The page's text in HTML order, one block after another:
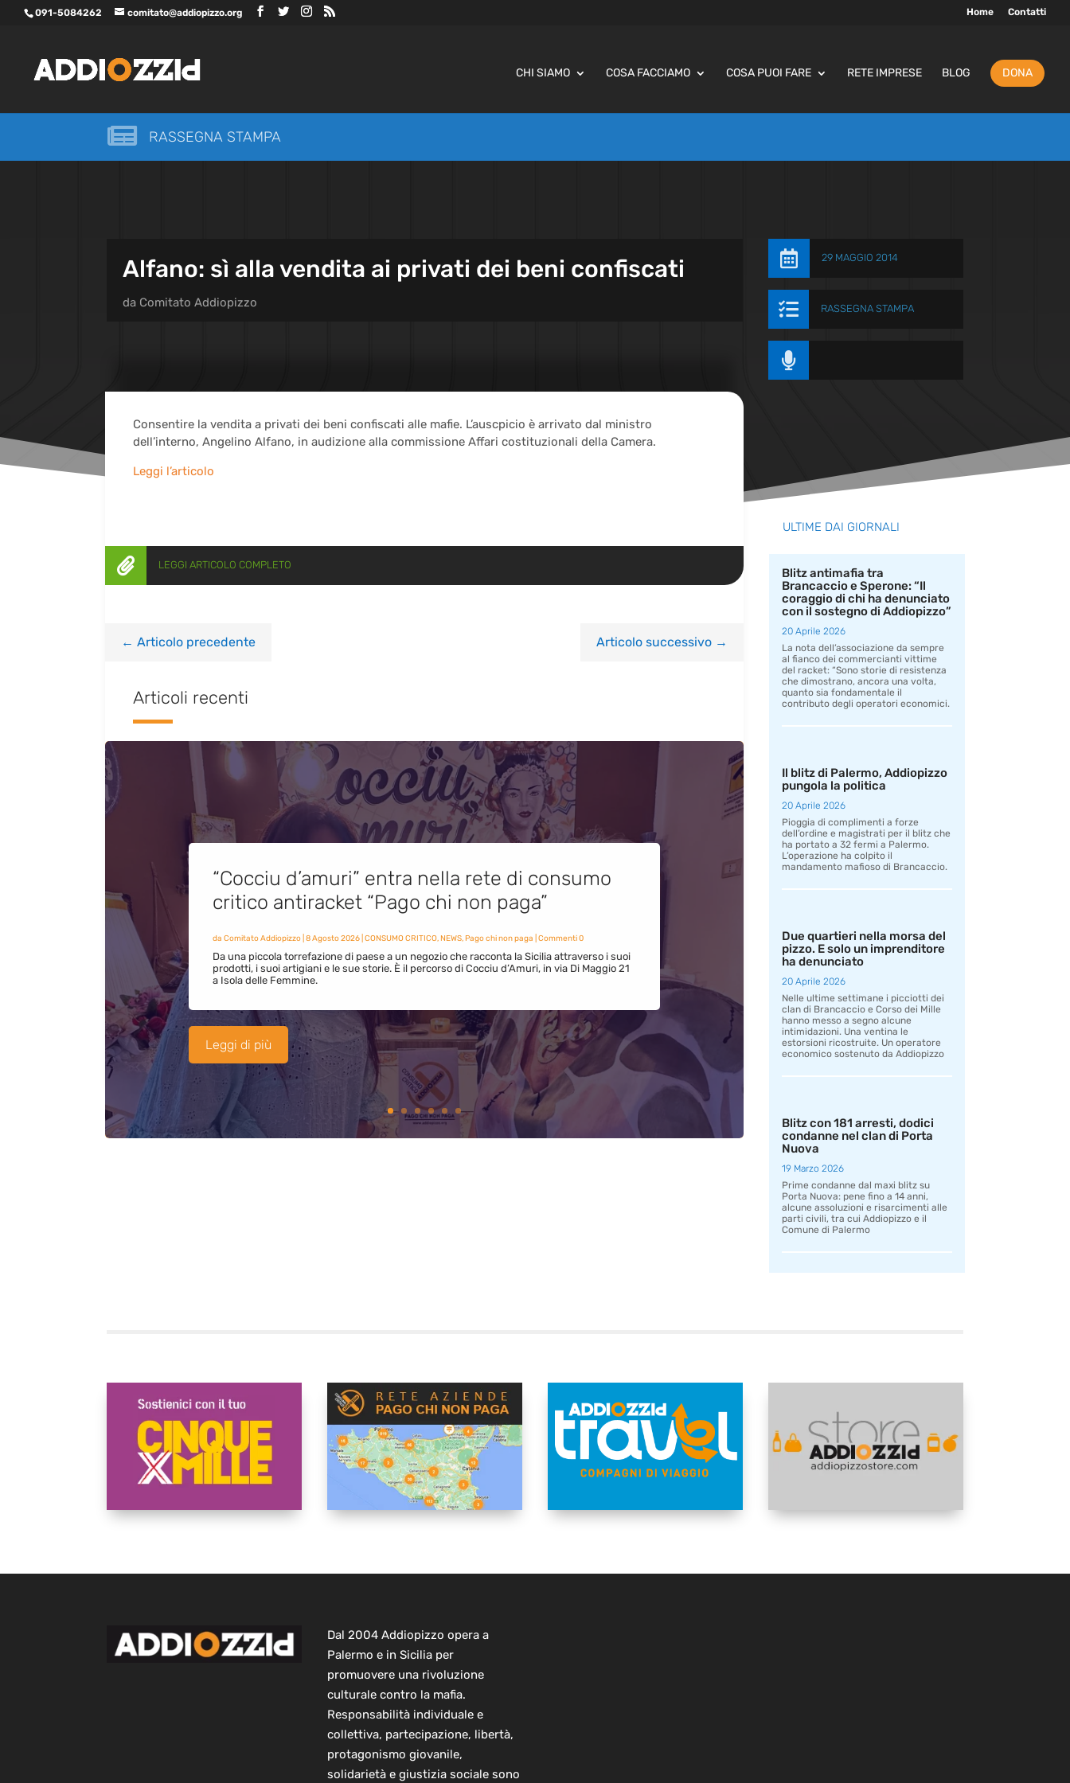
091-5084262 comitato@addiopizzo.org Home Contatti
CHI SIAMO COSA FACCIAMO COSA PUOI FARE RETE IMPRESE BLOG DONA
 RASSEGNA STAMPA
Alfano: sì alla vendita ai privati dei beni confiscati
da Comitato Addiopizzo
 29 MAGGIO 2014
 RASSEGNA STAMPA

Consentire la vendita a privati dei beni confiscati alle mafie. L’auscpicio è arrivato dal ministro
dell’interno, Angelino Alfano, in audizione alla commissione Affari costituzionali della Camera.
Leggi l’articolo
 LEGGI ARTICOLO COMPLETO
← Articolo precedente Articolo successivo→
Articoli recenti
“Cocciu d’amuri” entra nella rete di consumo
critico antiracket “Pago chi non paga”
da Comitato Addiopizzo| 8 Agosto 2026| CONSUMO CRITICO,NEWS,Pago chi non paga | Commenti 0
Da una piccola torrefazione di paese a un negozio che racconta la Sicilia attraverso i suoi
prodotti, i suoi artigiani e le sue storie. È il percorso di Cocciu d’Amuri, in via Di Maggio 21
a Isola delle Femmine.
Leggi di più
ULTIME DAI GIORNALI
Blitz antimafia tra
Brancaccio e Sperone: “Il
coraggio di chi ha denunciato
con il sostegno di Addiopizzo”
20 Aprile 2026
La nota dell’associazione da sempre
al fianco dei commercianti vittime
del racket: “Sono storie di resistenza
che dimostrano, ancora una volta,
quanto sia fondamentale il
contributo degli operatori economici.
Il blitz di Palermo, Addiopizzo
pungola la politica
20 Aprile 2026
Pioggia di complimenti a forze
dell’ordine e magistrati per il blitz che
ha portato a 32 fermi a Palermo.
L’operazione ha colpito il
mandamento mafioso di Brancaccio.
Due quartieri nella morsa del
pizzo. E solo un imprenditore
ha denunciato
20 Aprile 2026
Nelle ultime settimane i picciotti dei
clan di Brancaccio e Corso dei Mille
hanno messo a segno alcune
intimidazioni. Una ventina le
estorsioni ricostruite. Un operatore
economico sostenuto da Addiopizzo
Blitz con 181 arresti, dodici
condanne nel clan di Porta
Nuova
19 Marzo 2026
Prime condanne dal maxi blitz su
Porta Nuova: pene fino a 14 anni,
alcune assoluzioni e risarcimenti alle
parti civili, tra cui Addiopizzo e il
Comune di Palermo
Dal 2004 Addiopizzo opera a
Palermo e in Sicilia per
promuovere una rivoluzione
culturale contro la mafia.
Responsabilità individuale e
collettiva, partecipazione, libertà,
protagonismo giovanile,
solidarietà e giustizia sociale sono